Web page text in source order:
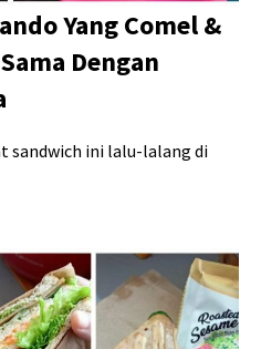
Yang Comel &
Dengan
sandwich ini lalu-lalang di